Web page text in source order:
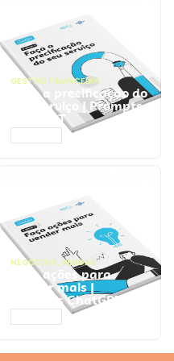
GESTÃO FINANCEIRA
Faça a precificação do
seu serviço | Prompts
ChatGPT
NEGÓCIOS, VENDAS
Faça ações para
vender mais |
Prompts ChatGPT